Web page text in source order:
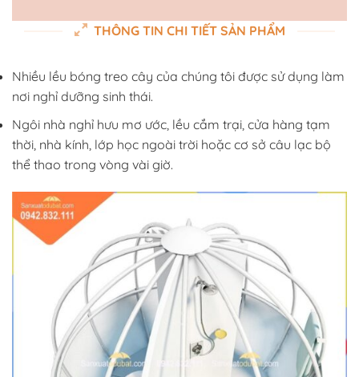
THÔNG TIN CHI TIẾT SẢN PHẨM
Nhiều lều bóng treo cây của chúng tôi được sử dụng làm
nơi nghỉ dưỡng sinh thái.
Ngôi nhà nghỉ hưu mơ ước, lều cắm trại, cửa hàng tạm
thời, nhà kính, lớp học ngoài trời hoặc cơ sở câu lạc bộ
thể thao trong vòng vài giờ.